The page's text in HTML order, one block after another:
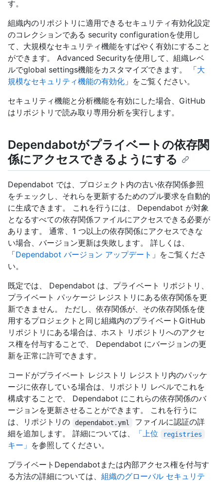
す。
組織内のリポジトリに適用できるセキュリティ有効化設定
のコレクションである security configurationを使用し
て、大規模なセキュリティ機能をすばやく有効にすること
ができます。 Advanced Securityを使用して、組織レベ
ルでglobal settings機能をカスタマイズできます。 「大
規模なセキュリティ機能の有効化 」をご覧ください。
セキュリティ機能と分析機能を有効にした場合、GitHub
はリポジトリで読み取り専用分析を実行します。
Dependabotがプライベートの依存関
係にアクセスできるようにする
Dependabot では、プロジェクト内の古い依存関係参照
をチェックし、それらを更新するためのプル要求を自動的
に生成できます。 これを行うには、 Dependabot が対象
となるすべての依存関係ファイルにアクセスできる必要が
あります。 通常、1 つ以上の依存関係にアクセスできな
い場合、バージョン更新は失敗します。 詳しくは、
「Dependabot バージョン アップデート 」をご覧くださ
い。
既定では、 Dependabot は、プライベート リポジトリ、
プライベート パッケージ レジストリにある依存関係を更
新できません。 ただし、依存関係が、その依存関係を使
用するプロジェクトと同じ組織内のプライベートGitHub
リポジトリにある場合は、ホスト リポジトリへのアクセ
ス権を付与することで、 Dependabot にバージョンの更
新を正常に許可できます。
コードがプライベート レジストリ レジストリ内のパッケ
ージに依存している場合は、リポジトリ レベルでこれを
構成することで、 Dependabot にこれらの依存関係のバ
ージョンを更新させることができます。 これを行うに
は、リポジトリの
dependabot.yml
ファイルに認証の詳
細を追加します。 詳細については、
「上位 registries
キー」 を参照してください。
プライベートDependabotまたは内部アクセス権を付与す
る方法の詳細については、 組織のグローバル セキュリテ